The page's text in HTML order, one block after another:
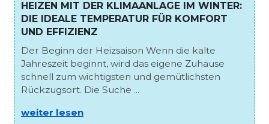
HEIZEN MIT DER KLIMAANLAGE IM WINTER:
DIE IDEALE TEMPERATUR FÜR KOMFORT
UND EFFIZIENZ
Der Beginn der Heizsaison Wenn die kalte
Jahreszeit beginnt, wird das eigene Zuhause
schnell zum wichtigsten und gemütlichsten
Rückzugsort. Die Suche ...
weiter lesen